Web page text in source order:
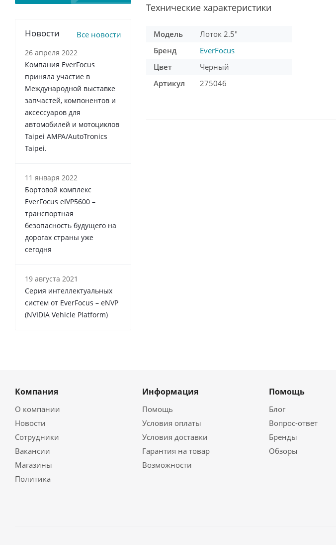
Технические характеристики
Модель
Лоток 2.5"
Бренд
EverFocus
Цвет
Черный
Артикул
275046
Новости Все новости
26 апреля 2022
Компания EverFocus
приняла участие в
Международной выставке
запчастей, компонентов и
аксессуаров для
автомобилей и мотоциклов
Taipei AMPA/AutoTronics
Taipei.
11 января 2022
Бортовой комплекс
EverFocus eIVP5600 –
транспортная
безопасность будущего на
дорогах страны уже
сегодня
19 августа 2021
Серия интеллектуальных
систем от EverFocus – eNVP
(NVIDIA Vehicle Platform)
Компания
О компании
Новости
Сотрудники
Вакансии
Магазины
Политика
Информация
Помощь
Условия оплаты
Условия доставки
Гарантия на товар
Возможности
Помощь
Блог
Вопрос-ответ
Бренды
Обзоры